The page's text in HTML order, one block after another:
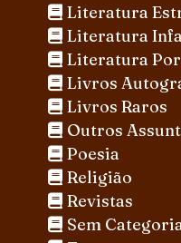
Literatura
Literatura
Literatura
Livros
Livros Raros
Outros
Poesia
Religião
Revistas
Sem